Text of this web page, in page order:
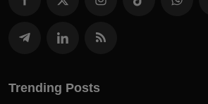
Trending Posts